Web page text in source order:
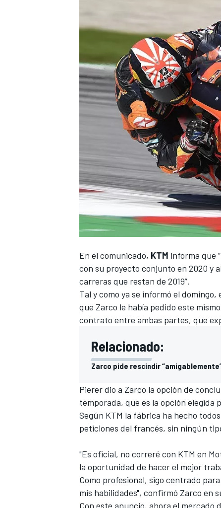
WEC FÓRMULA E
En el comunicado, KTM informa que
con su proyecto conjunto en 2020 y
carreras que restan de 2019”.
Tal y como ya se informó el domingo,
que Zarco le había pedido este
contrato entre ambas partes, que
Relacionado:
Zarco pide rescindir
Pierer dio a Zarco la opción de
temporada, que es la opción elegida
Según KTM la fábrica ha hecho
peticiones del francés, sin ningún
"Es oficial, no correré con KTM en
la oportunidad de hacer el mejor
Como profesional, sigo centrado
mis habilidades", confirmó Zarco en
Con este anuncio, ahora el mercado